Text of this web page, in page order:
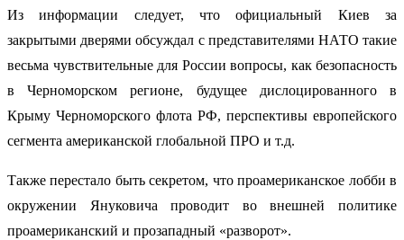
Из информации следует, что официальный Киев за
закрытыми дверями обсуждал с представителями НАТО такие
весьма чувствительные для России вопросы, как безопасность
в Черноморском регионе, будущее дислоцированного в
Крыму Черноморского флота РФ, перспективы европейского
сегмента американской глобальной ПРО и т.д.
Также перестало быть секретом, что проамериканское лобби в
окружении Януковича проводит во внешней политике
проамериканский и прозападный «разворот».